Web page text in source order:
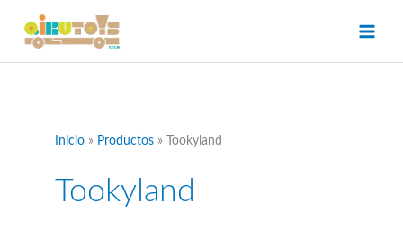
Inicio Productos Tookyland
Tookyland